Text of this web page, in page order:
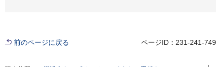
前のページに戻る ページID：231-241-749